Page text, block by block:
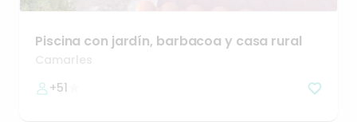
Piscina con jardín​,​ barbacoa y casa rural
Camarles
+51